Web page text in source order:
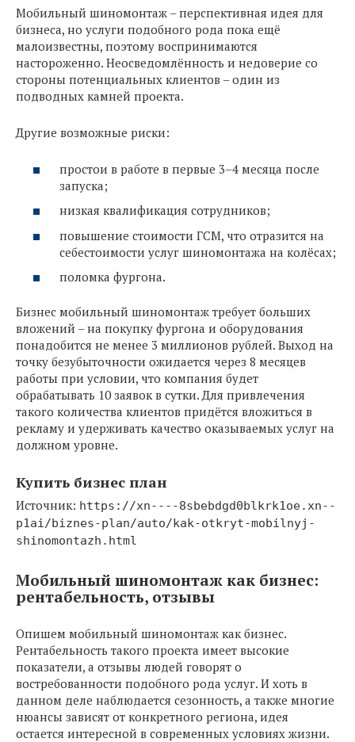
Мобильный шиномонтаж – перспективная идея для
бизнеса, но услуги подобного рода пока ещё
малоизвестны, поэтому воспринимаются
настороженно. Неосведомлённость и недоверие со
стороны потенциальных клиентов – один из
подводных камней проекта.
Другие возможные риски:
простои в работе в первые 3–4 месяца после
запуска;
низкая квалификация сотрудников;
повышение стоимости ГСМ, что отразится на
себестоимости услуг шиномонтажа на колёсах;
поломка фургона.
Бизнес мобильный шиномонтаж требует больших
вложений – на покупку фургона и оборудования
понадобится не менее 3 миллионов рублей. Выход на
точку безубыточности ожидается через 8 месяцев
работы при условии, что компания будет
обрабатывать 10 заявок в сутки. Для привлечения
такого количества клиентов придётся вложиться в
рекламу и удерживать качество оказываемых услуг на
должном уровне.
Купить бизнес план
Источник: https://xn----8sbebdgd0blkrk1oe.xn--
p1ai/biznes-plan/auto/kak-otkryt-mobilnyj-
shinomontazh.html
Мобильный шиномонтаж как бизнес:
рентабельность, отзывы
Опишем мобильный шиномонтаж как бизнес.
Рентабельность такого проекта имеет высокие
показатели, а отзывы людей говорят о
востребованности подобного рода услуг. И хоть в
данном деле наблюдается сезонность, а также многие
нюансы зависят от конкретного региона, идея
остается интересной в современных условиях жизни.